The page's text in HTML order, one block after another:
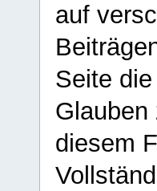
auf
Seite
Glauben
diesem